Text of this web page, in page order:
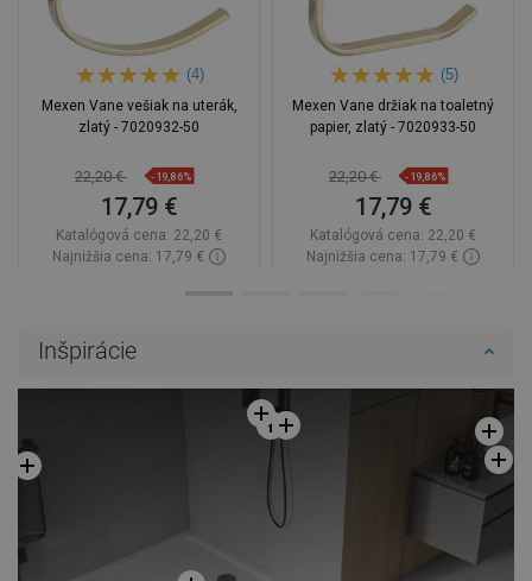
(4)
Mexen Vane vešiak na uterák,
zlatý - 7020932-50
22,20 € -19,86%
17,79 €
Katalógová cena: 22,20 €
Najnižšia cena: 17,79 €
(5)
Mexen Vane držiak na toaletný
papier, zlatý - 7020933-50
22,20 € -19,86%
17,79 €
Katalógová cena: 22,20 €
Najnižšia cena: 17,79 €
Inšpirácie